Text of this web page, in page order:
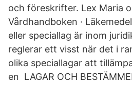
och föreskrifter. Lex Maria
Vårdhandboken ·
eller speciallag är inom
reglerar ett visst när det i
olika speciallagar att
en LAGAR OCH